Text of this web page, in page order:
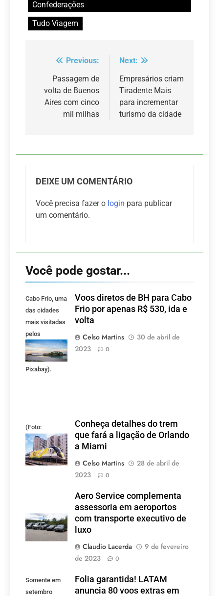
Confederações
Tudo Viagem
Navegação
Post
Previous:
Passagem de
volta de Buenos
Aires com cinco
mil milhas
Next:
Empresários criam
Tiradente Mais
para incrementar
turismo da cidade
DEIXE UM COMENTÁRIO
Você precisa fazer o login para publicar
um comentário.
Você pode gostar...
Cabo Frio, uma
das cidades
mais visitadas
pelos
mineiros.
(Foto:
Pixabay).
Voos diretos de BH para Cabo
Frio por apenas R$ 530, ida e
volta
Celso Martins
30 de abril de
2023
0
(Foto:
divulgação)
Conheça detalhes do trem
que fará a ligação de Orlando
a Miami
Celso Martins
28 de abril de
2023
0
Aero Service complementa
assessoria em aeroportos
com transporte executivo de
luxo
Claudio Lacerda
9 de fevereiro
de 2023
0
Somente em
setembro
Folia garantida! LATAM
anuncia 80 voos extras em